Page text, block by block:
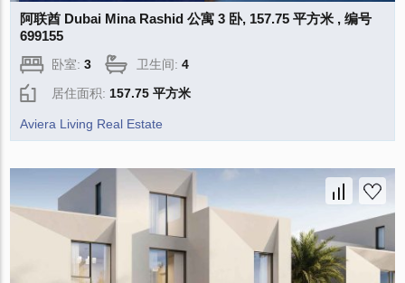
阿联酋 Dubai Mina Rashid 公寓 3 卧, 157.75 平方米 , 编号
699155
卧室:3 卫生间:4
居住面积: 157.75 平方米
Aviera Living Real Estate